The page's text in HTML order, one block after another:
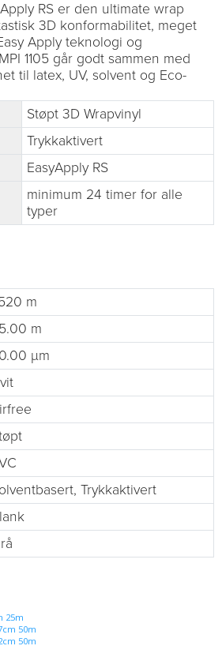
Apply RS er den ultimate wrap
3D konformabilitet, meget
Apply teknologi og
1105 går godt sammen med
til latex, UV, solvent og Eco-
Støpt 3D Wrapvinyl
Trykkaktivert
EasyApply RS
minimum 24 timer for alle
typer
m
m
µm
Trykkaktivert
25m
50m
50m